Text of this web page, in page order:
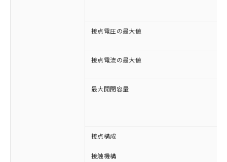
接点電圧の最大値
接点電流の最大値
最大開閉容量
接点構成
接触機構